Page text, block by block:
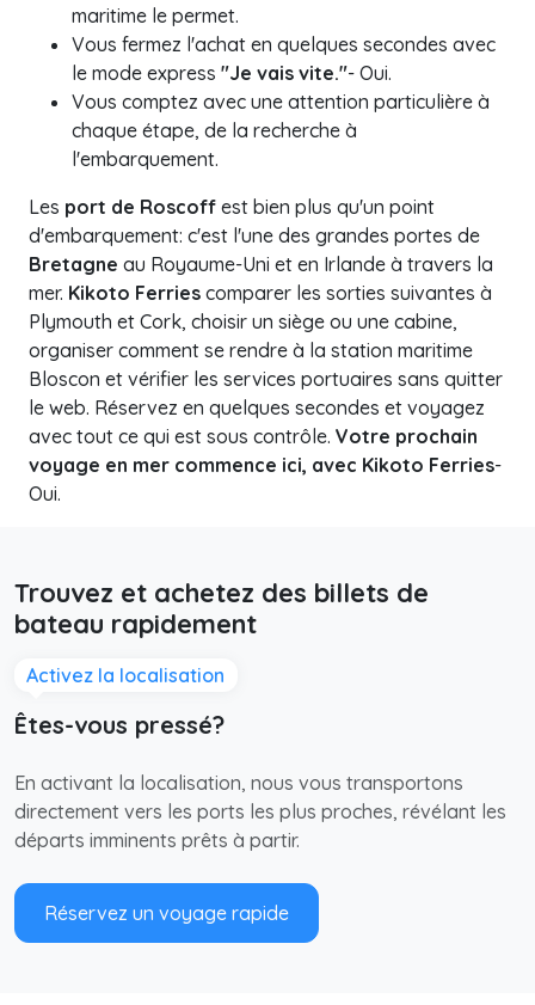
maritime le permet.
Vous fermez l'achat en quelques secondes avec
le mode express "Je vais vite."- Oui.
Vous comptez avec une attention particulière à
chaque étape, de la recherche à
l'embarquement.
Les port de Roscoff est bien plus qu'un point
d'embarquement: c'est l'une des grandes portes de
Bretagne au Royaume-Uni et en Irlande à travers la
mer. Kikoto Ferries comparer les sorties suivantes à
Plymouth et Cork, choisir un siège ou une cabine,
organiser comment se rendre à la station maritime
Bloscon et vérifier les services portuaires sans quitter
le web. Réservez en quelques secondes et voyagez
avec tout ce qui est sous contrôle. Votre prochain
voyage en mer commence ici, avec Kikoto Ferries-
Oui.
Trouvez et achetez des billets de
bateau rapidement
Activez la localisation
Êtes-vous pressé?
En activant la localisation, nous vous transportons
directement vers les ports les plus proches, révélant les
départs imminents prêts à partir.
Réservez un voyage rapide